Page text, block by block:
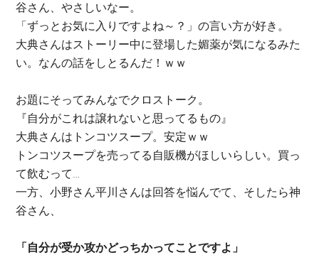
谷さん、やさしいなー。
「ずっとお気に入りですよね～？」の言い方が好き。
大典さんはストーリー中に登場した媚薬が気になるみた
い。なんの話をしとるんだ！ｗｗ
お題にそってみんなでクロストーク。
『自分がこれは譲れないと思ってるもの』
大典さんはトンコツスープ。安定ｗｗ
トンコツスープを売ってる自販機がほしいらしい。買っ
て飲むって…
一方、小野さん平川さんは回答を悩んでて、そしたら神
谷さん、
「自分が受か攻かどっちかってことですよ」